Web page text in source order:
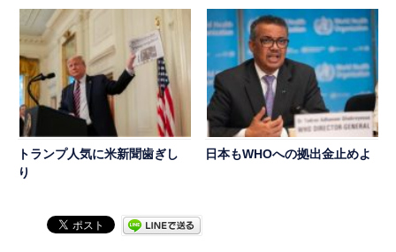
トランプ人気に米新聞歯ぎし
り
日本もWHOへの拠出金止めよ